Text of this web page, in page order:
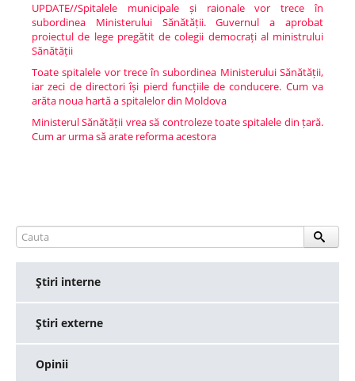
UPDATE//Spitalele municipale și raionale vor trece în
subordinea Ministerului Sănătății. Guvernul a aprobat
proiectul de lege pregătit de colegii democrați al ministrului
Sănătății
Toate spitalele vor trece în subordinea Ministerului Sănătății,
iar zeci de directori își pierd funcțiile de conducere. Cum va
arăta noua hartă a spitalelor din Moldova
Ministerul Sănătății vrea să controleze toate spitalele din țară.
Cum ar urma să arate reforma acestora
Ştiri interne
Ştiri externe
Opinii